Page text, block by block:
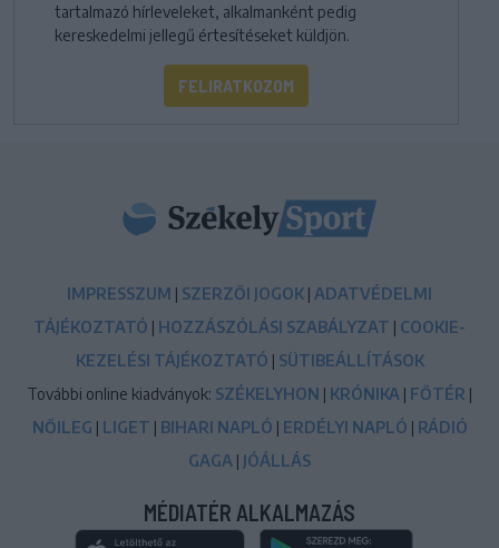
tartalmazó hírleveleket, alkalmanként pedig
kereskedelmi jellegű értesítéseket küldjön.
FELIRATKOZOM
IMPRESSZUM | SZERZŐI JOGOK | ADATVÉDELMI
TÁJÉKOZTATÓ | HOZZÁSZÓLÁSI SZABÁLYZAT | COOKIE-
KEZELÉSI TÁJÉKOZTATÓ | SÜTIBEÁLLÍTÁSOK
További online kiadványok: SZÉKELYHON | KRÓNIKA | FŐTÉR |
NŐILEG | LIGET | BIHARI NAPLÓ | ERDÉLYI NAPLÓ | RÁDIÓ
GAGA | JÓÁLLÁS
MÉDIATÉR ALKALMAZÁS